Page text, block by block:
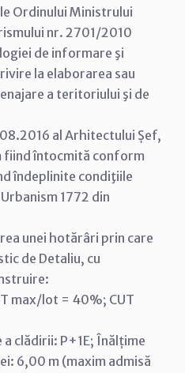
Ordinului Ministrului
nr. 2701/2010
de informare şi
la elaborarea sau
a teritoriului şi de
al Arhitectului Șef,
fiind întocmită conform
îndeplinite condiţiile
1772 din
unei hotărâri prin care
de Detaliu, cu
max/lot = 40%; CUT
clădirii: P+1E; Înălțime
6,00 m (maxim admisă